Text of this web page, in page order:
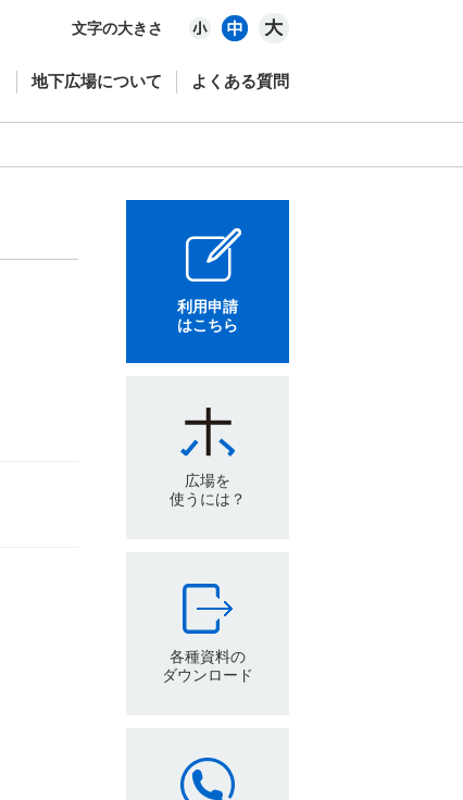
文字の大きさ
地下広場について よくある質問
利用申請
はこちら
広場を
使うには？
各種資料の
ダウンロード